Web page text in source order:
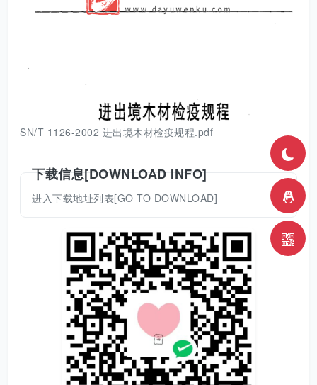
SN/T 1126-2002 进出境木材检疫规程.pdf
下载信息[DOWNLOAD INFO]
进入下载地址列表[GO TO DOWNLOAD]